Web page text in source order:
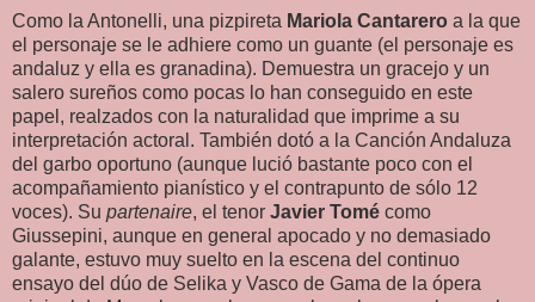
Como la Antonelli, una pizpireta Mariola Cantarero a la que
el personaje se le adhiere como un guante (el personaje es
andaluz y ella es granadina). Demuestra un gracejo y un
salero sureños como pocas lo han conseguido en este
papel, realzados con la naturalidad que imprime a su
interpretación actoral. También dotó a la Canción Andaluza
del garbo oportuno (aunque lució bastante poco con el
acompañamiento pianístico y el contrapunto de sólo 12
voces). Su partenaire, el tenor Javier Tomé como
Giussepini, aunque en general apocado y no demasiado
galante, estuvo muy suelto en la escena del continuo
ensayo del dúo de Selika y Vasco de Gama de la ópera